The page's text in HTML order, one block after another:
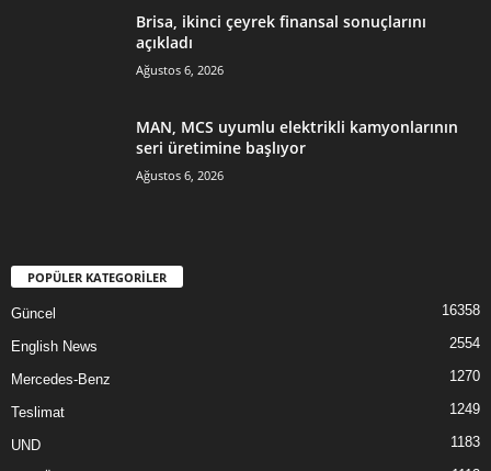
Brisa, ikinci çeyrek finansal sonuçlarını
açıkladı
Ağustos 6, 2026
MAN, MCS uyumlu elektrikli kamyonlarının
seri üretimine başlıyor
Ağustos 6, 2026
POPÜLER KATEGORİLER
Güncel 16358
English News 2554
Mercedes-Benz 1270
Teslimat 1249
UND 1183